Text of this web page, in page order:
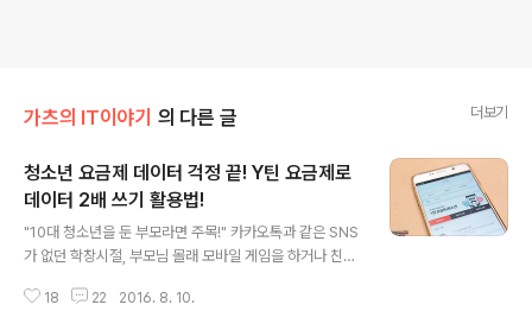
가츠의 IT이야기 의 다른 글 더보기
청소년 요금제 데이터 걱정 끝! Y틴 요금제로
데이터 2배 쓰기 활용법!
"10대 청소년을 둔 부모라면 주목!" 카카오톡과 같은 SNS
가 없던 학창시절, 부모님 몰래 모바일 게임을 하거나 친구
지서가 나올 때마다 하늘이 무너지는 것만 같았다. 물론 쌩
18 22 2016. 8. 10.